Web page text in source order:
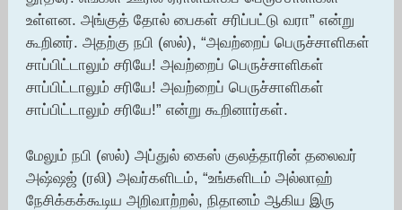
உள்ளன. அங்குத் தோல் பைகள் சரிப்பட்டு வரா” என்று
கூறினர். அதற்கு நபி (ஸல்), “அவற்றைப் பெருச்சாளிகள்
சாப்பிட்டாலும் சரியே! அவற்றைப் பெருச்சாளிகள்
சாப்பிட்டாலும் சரியே! அவற்றைப் பெருச்சாளிகள்
சாப்பிட்டாலும் சரியே!” என்று கூறினார்கள்.
மேலும் நபி (ஸல்) அப்துல் கைஸ் குலத்தாரின் தலைவர்
அஷ்ஷஜ் (ரலி) அவர்களிடம், “உங்களிடம் அல்லாஹ்
நேசிக்கக்கூடிய அறிவாற்றல், நிதானம் ஆகிய இரு